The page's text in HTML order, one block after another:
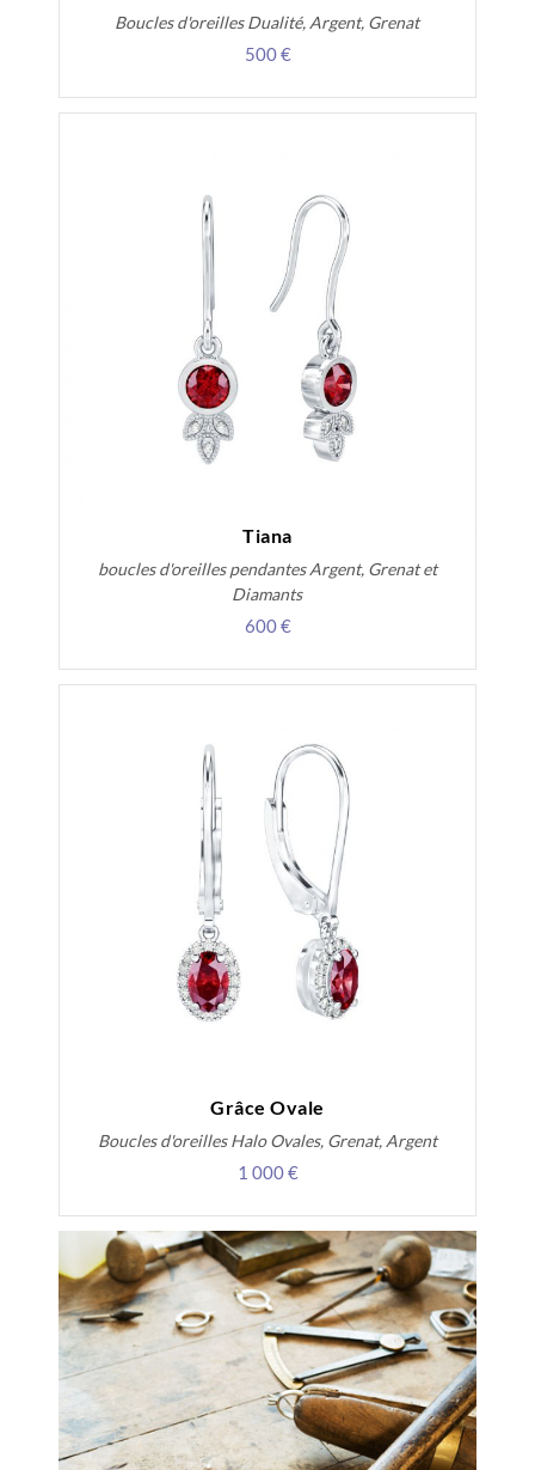
Boucles d'oreilles Dualité, Argent, Grenat
500 €
Tiana
boucles d'oreilles pendantes Argent, Grenat et
Diamants
600 €
Grâce Ovale
Boucles d'oreilles Halo Ovales, Grenat, Argent
1 000 €